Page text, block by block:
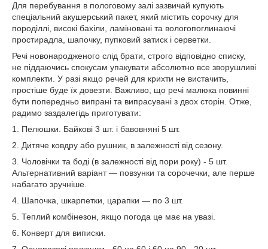
Для перебування в пологовому залі зазвичай купують
спеціальний акушерський пакет, який містить сорочку для
породіллі, високі бахіли, ламіновані та вологопоглинаючі
простирадла, шапочку, пупковий затиск і серветки.
Речі новонародженого слід брати, строго відповідно списку,
не піддаючись спокусам упакувати абсолютно все зворушливі
комплекти. У разі якщо речей для крихти не вистачить,
простіше буде їх довезти. Важливо, що речі малюка повинні
бути попередньо випрані та випрасувані з двох сторін. Отже,
радимо заздалегідь приготувати:
1. Пелюшки. Байкові 3 шт. і бавовняні 5 шт.
2. Дитяче ковдру або рушник, в залежності від сезону.
3. Чоловічки та боді (в залежності від пори року) - 5 шт.
Альтернативний варіант — повзунки та сорочечки, але перше
набагато зручніше.
4. Шапочка, шкарпетки, царапки — по 3 шт.
5. Теплий комбінезон, якщо погода це має на увазі.
6. Конверт для виписки.